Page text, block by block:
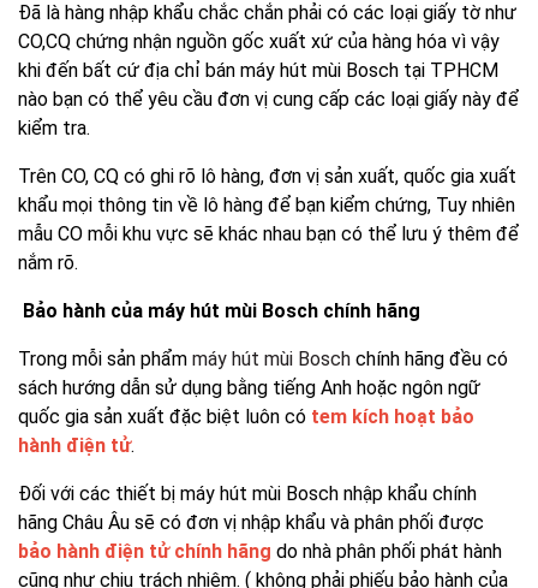
Đã là hàng nhập khẩu chắc chắn phải có các loại giấy tờ như
CO,CQ chứng nhận nguồn gốc xuất xứ của hàng hóa vì vậy
khi đến bất cứ địa chỉ bán máy hút mùi Bosch tại TPHCM
nào bạn có thể yêu cầu đơn vị cung cấp các loại giấy này để
kiểm tra.
Trên CO, CQ có ghi rõ lô hàng, đơn vị sản xuất, quốc gia xuất
khẩu mọi thông tin về lô hàng để bạn kiểm chứng, Tuy nhiên
mẫu CO mỗi khu vực sẽ khác nhau bạn có thể lưu ý thêm để
nắm rõ.
Bảo hành của máy hút mùi Bosch chính hãng
Trong mỗi sản phẩm máy hút mùi Bosch chính hãng đều có
sách hướng dẫn sử dụng bằng tiếng Anh hoặc ngôn ngữ
quốc gia sản xuất đặc biệt luôn có tem kích hoạt bảo
hành điện tử.
Đối với các thiết bị máy hút mùi Bosch nhập khẩu chính
hãng Châu Âu sẽ có đơn vị nhập khẩu và phân phối được
bảo hành điện tử chính hãng do nhà phân phối phát hành
cũng như chịu trách nhiệm. ( không phải phiếu bảo hành của